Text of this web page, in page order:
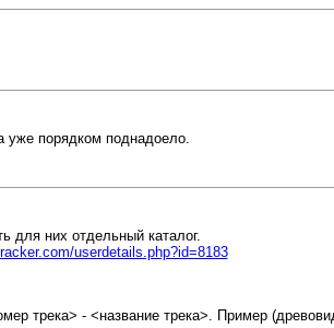
уже порядком поднадоело.
для них отдельный каталог.
userdetails.php?id=8183
трека> - <название трека>. Пример